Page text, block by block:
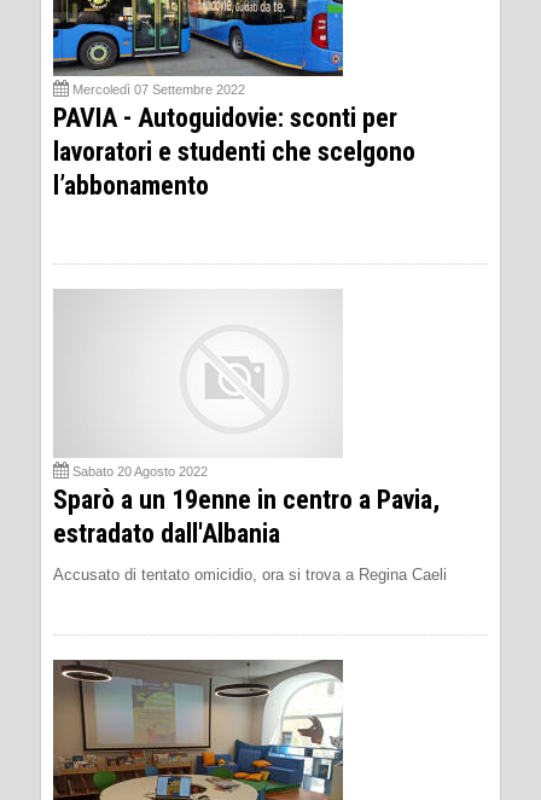
Mercoledì 07 Settembre 2022
PAVIA - Autoguidovie: sconti per
lavoratori e studenti che scelgono
l’abbonamento
Sabato 20 Agosto 2022
Sparò a un 19enne in centro a Pavia,
estradato dall'Albania
Accusato di tentato omicidio, ora si trova a Regina Caeli